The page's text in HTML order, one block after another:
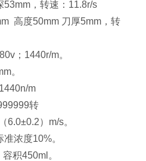
，转速：11.8r/s
高度50mm 刀厚5mm，转
；1440r/m。
。
m
转
6.0±0.2）m/s。
浓度10%。
积450ml。